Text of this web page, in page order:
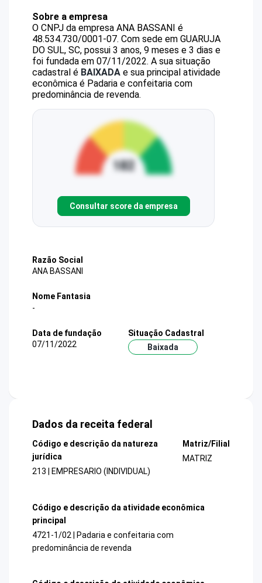
Sobre a empresa
O CNPJ da empresa ANA BASSANI é
48.534.730/0001-07. Com sede em GUARUJA
DO SUL, SC, possui 3 anos, 9 meses e 3 dias e
foi fundada em 07/11/2022. A sua situação
cadastral é BAIXADA e sua principal atividade
econômica é Padaria e confeitaria com
predominância de revenda.
Consultar score da empresa
Razão Social
ANA BASSANI
Nome Fantasia
-
Data de fundação
07/11/2022
Situação Cadastral
Baixada
Dados da receita federal
Código e descrição da natureza
jurídica
213 | EMPRESARIO (INDIVIDUAL)
Matriz/Filial
MATRIZ
Código e descrição da atividade econômica
principal
4721-1/02 | Padaria e confeitaria com
predominância de revenda